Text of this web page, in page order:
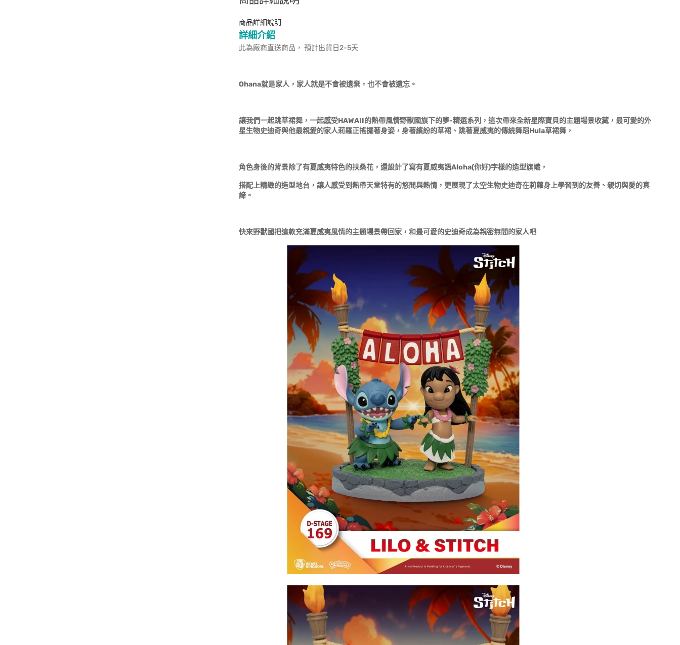
商品詳細說明
詳細介紹
此為廠商直送商品， 預計出貨日2-5天
Ohana就是家人，家人就是不會被遺棄，也不會被遺忘。
讓我們一起跳草裙舞，一起感受HAWAII的熱帶風情野獸國旗下的夢-精選系列，這次帶來全新星際寶貝的主題場景收藏，最可愛的外
星生物史迪奇與他最親愛的家人莉羅正搖擺著身姿，身著繽紛的草裙、跳著夏威夷的傳統舞蹈Hula草裙舞，
角色身後的背景除了有夏威夷特色的扶桑花，還設計了寫有夏威夷語Aloha(你好)字樣的造型旗幟，
搭配上精緻的造型地台，讓人感受到熱帶天堂特有的悠閒與熱情，更展現了太空生物史迪奇在莉蘿身上學習到的友善、親切與愛的真
諦。
快來野獸國把這款充滿夏威夷風情的主題場景帶回家，和最可愛的史迪奇成為親密無間的家人吧